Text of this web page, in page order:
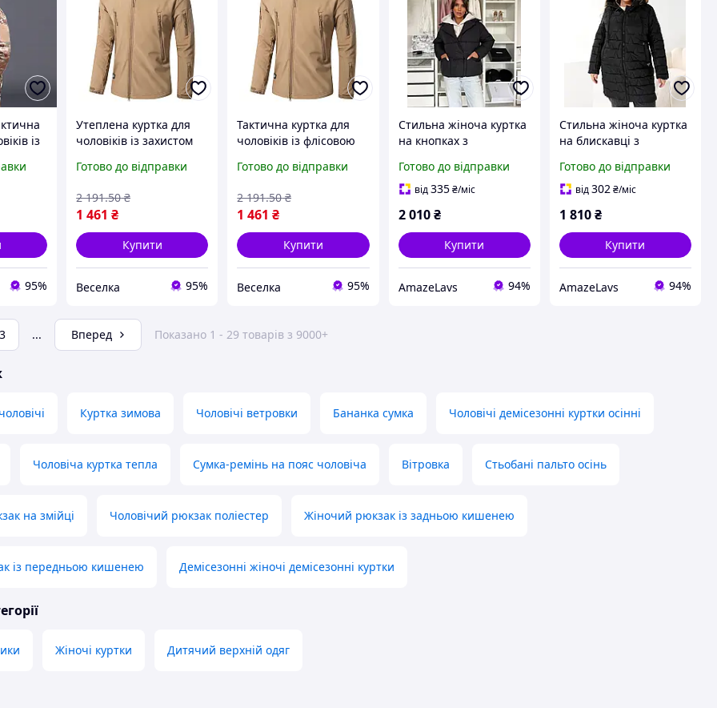
із
95%
Утеплена куртка для
чоловіків із захистом
активного відпочинку
носіння FLAME
Готово до відправки
1 461 ₴
2 191.50 ₴
Купити
Веселка 95%
Тактична куртка для
чоловіків із флісовою
кишенями для
та повсякденного
носіння FLAME
Готово до відправки
1 461 ₴
2 191.50 ₴
Купити
Веселка 95%
Стильна жіноча куртка
на кнопках з
кишенями чорна
шоколад М L XL
Готово до відправки
від335 ₴/міс
2 010 ₴
Купити
AmazeLavs 94%
Стильна жіноча куртка
на блискавці з
рукавом з
оригінальною стежкою
беж 50 52 54 56 58 60
Готово до відправки
від302₴/міс
1 810₴
Купити
AmazeLavs 94%
3 ... Вперед Показано 1 - 29 товарів з 9000+
Куртка зимова Чоловічі ветровки Бананка сумка Чоловічі демісезонні куртки осінні
Чоловіча куртка тепла Сумка-ремінь на пояс чоловіча Вітровка Стьобані пальто осінь
на змійці Чоловічий рюкзак поліестер Жіночий рюкзак із задньою кишенею
із передньою кишенею Демісезонні жіночі демісезонні куртки
Жіночі куртки Дитячий верхній одяг